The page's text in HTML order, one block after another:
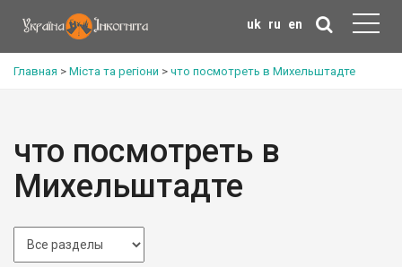
uk ru en
Главная > Міста та регіони > что посмотреть в Михельштадте
что посмотреть в
Михельштадте